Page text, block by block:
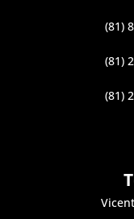
(81)
(81)
(81)